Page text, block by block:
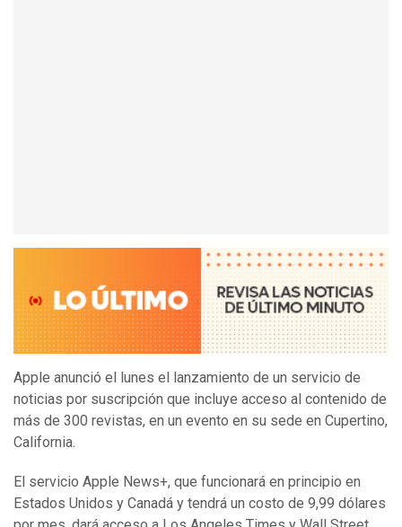
Apple anunció el lunes el lanzamiento de un servicio de
noticias por suscripción que incluye acceso al contenido de
más de 300 revistas, en un evento en su sede en Cupertino,
California.
El servicio Apple News+, que funcionará en principio en
Estados Unidos y Canadá y tendrá un costo de 9,99 dólares